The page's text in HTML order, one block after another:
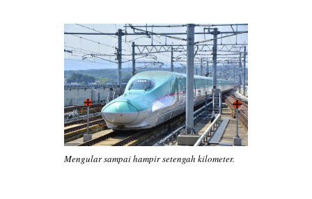
Mengular sampai hampir setengah kilometer.